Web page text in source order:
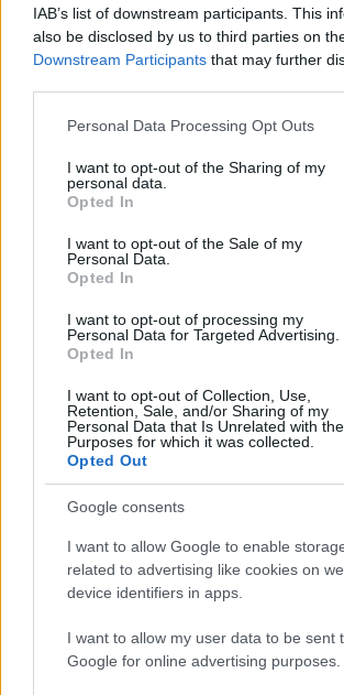
IAB’s list of downstream participants. This
also be disclosed by us to third parties on
Downstream Participants that may further
Please note that this website/app uses one
not limited to your visit or usage behaviour.
grant or deny consent to Google and its
use your data for below specified purposes
consent section.
Personal Data Processing Opt Outs
I want to opt-out of the Sharing of my
personal data.
Opted In
I want to opt-out of the Sale of my
Personal Data.
Opted In
I want to opt-out of processing my
Personal Data for Targeted Advertising.
Opted In
I want to opt-out of Collection, Use,
Retention, Sale, and/or Sharing of my
Personal Data that Is Unrelated with the
Purposes for which it was collected.
Opted Out
Google consents
I want to allow Google to enable
related to advertising like cookies on
device identifiers in apps.
I want to allow my user data to be sent
Google for online advertising purposes.
Helyi hírek
Látlelet a hazai
Bicske vízellátása
termeléssel
villamosenergia-
HIRDETÉS
Egyhetes országos
rendőrség a utakon